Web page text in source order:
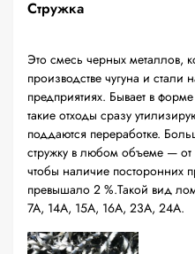
Стружка
Это смесь черных металлов,
производстве чугуна и
предприятиях. Бывает в
такие отходы сразу
поддаются переработке.
стружку в любом объеме —
чтобы наличие посторонних
превышало 2 %.Такой вид
7А, 14А, 15А, 16А, 23А, 24А.